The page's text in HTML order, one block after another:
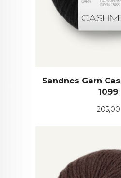
Sandnes Garn
1099
Pris
205,00